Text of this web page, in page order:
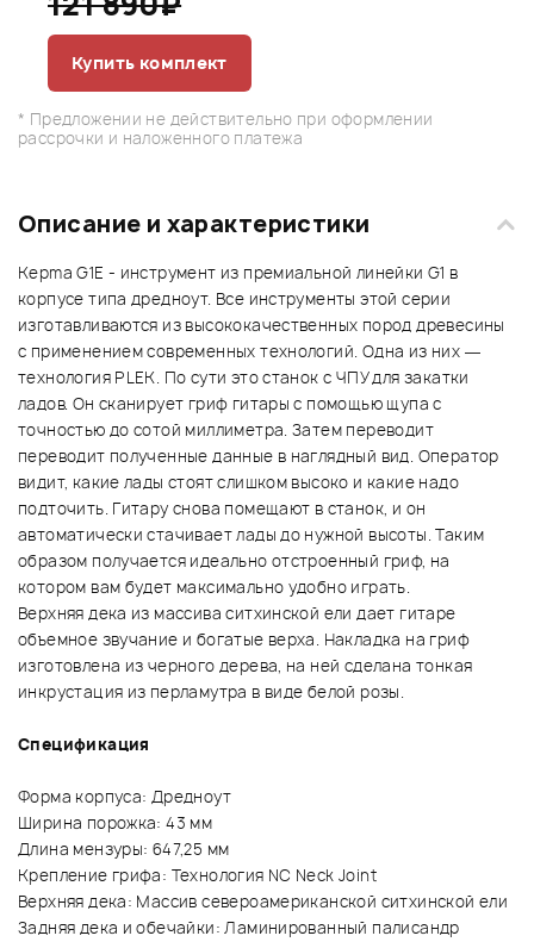
Купить комплект
* Предложении не действительно при оформлении
рассрочки и наложенного платежа
Описание и характеристики
Kepma G1E - инструмент из премиальной линейки G1 в
корпусе типа дредноут. Все инструменты этой серии
изготавливаются из высококачественных пород древесины
с применением современных технологий. Одна из них —
технология PLEK. По сути это станок с ЧПУ для закатки
ладов. Он сканирует гриф гитары с помощью щупа с
точностью до сотой миллиметра. Затем переводит
переводит полученные данные в наглядный вид. Оператор
видит, какие лады стоят слишком высоко и какие надо
подточить. Гитару снова помещают в станок, и он
автоматически стачивает лады до нужной высоты. Таким
образом получается идеально отстроенный гриф, на
котором вам будет максимально удобно играть.
Верхняя дека из массива ситхинской ели дает гитаре
объемное звучание и богатые верха. Накладка на гриф
изготовлена из черного дерева, на ней сделана тонкая
инкрустация из перламутра в виде белой розы.
Спецификация
Форма корпуса: Дредноут
Ширина порожка: 43 мм
Длина мензуры: 647,25 мм
Крепление грифа: Технология NC Neck Joint
Верхняя дека: Массив североамериканской ситхинской ели
Задняя дека и обечайки: Ламинированный палисандр